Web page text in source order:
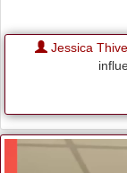
Jessica